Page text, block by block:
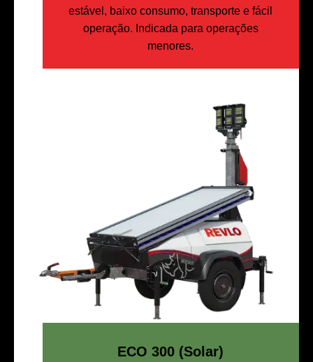
estável, baixo consumo, transporte e fácil
operação. Indicada para operações
menores.
ECO 300 (Solar)